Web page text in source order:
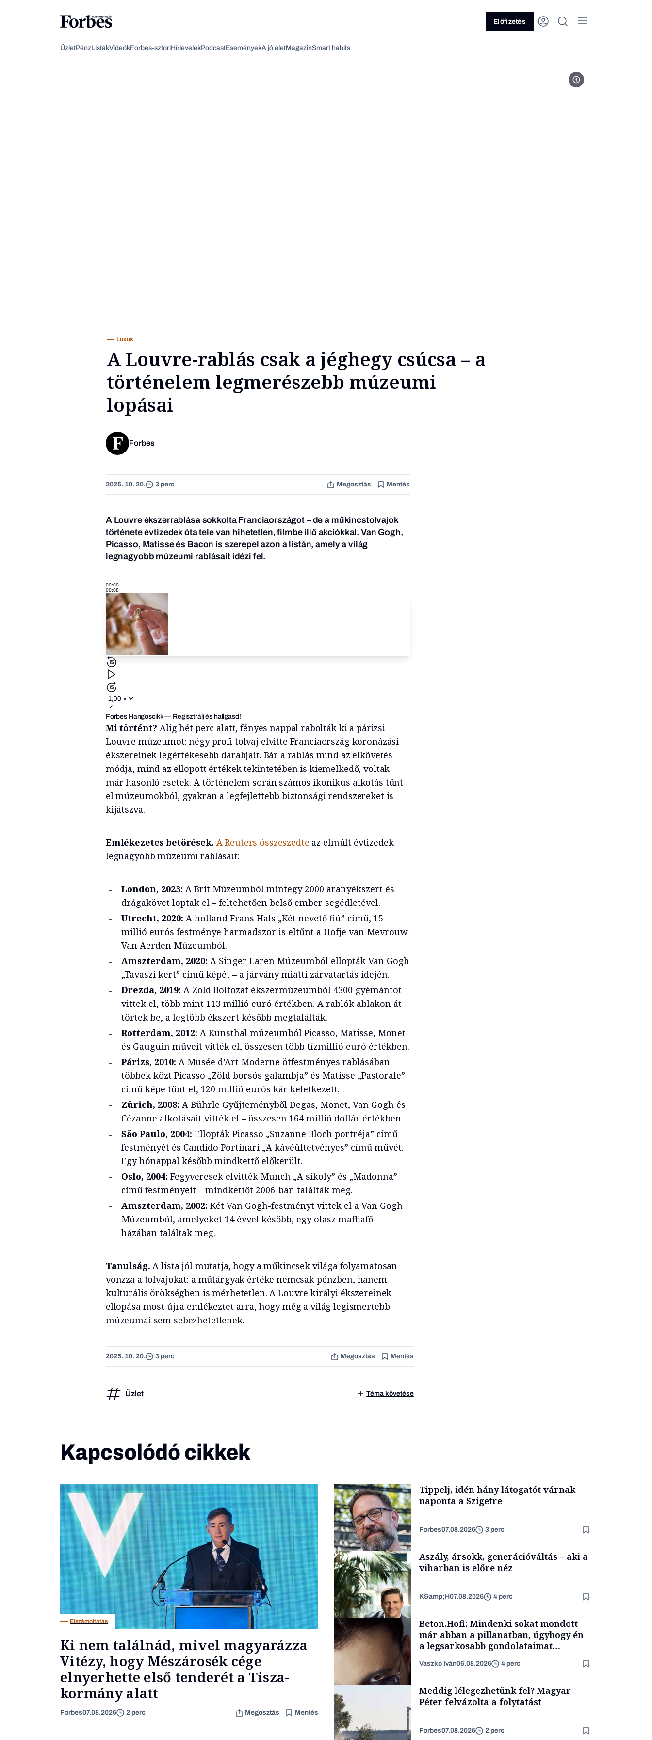
Előfizetés
ÜzletPénzListákVideókForbes-sztoriHírlevelekPodcastEseményekA jó életMagazinSmart habits
Csebi Pogány Alajos - Dunakiliti
Luxus
A Louvre-rablás csak a jéghegy csúcsa – a
történelem legmerészebb múzeumi
lopásai
Forbes
2025. 10. 20. 3 perc Megosztás Mentés
A Louvre ékszerrablása sokkolta Franciaországot – de a műkincstolvajok
története évtizedek óta tele van hihetetlen, filmbe illő akciókkal. Van Gogh,
Picasso, Matisse és Bacon is szerepel azon a listán, amely a világ
legnagyobb múzeumi rablásait idézi fel.
00:00
00:08
Forbes Hangoscikk— Regisztrálj és hallgasd!
Mi történt? Alig hét perc alatt, fényes nappal rabolták ki a párizsi
Louvre múzeumot: négy profi tolvaj elvitte Franciaország koronázási
ékszereinek legértékesebb darabjait. Bár a rablás mind az elkövetés
módja, mind az ellopott értékek tekintetében is kiemelkedő, voltak
már hasonló esetek. A történelem során számos ikonikus alkotás tűnt
el múzeumokból, gyakran a legfejlettebb biztonsági rendszereket is
kijátszva.
Emlékezetes betörések. A Reuters összeszedte az elmúlt évtizedek
legnagyobb múzeumi rablásait:
London, 2023: A Brit Múzeumból mintegy 2000 aranyékszert és
drágakövet loptak el – feltehetően belső ember segédletével.
Utrecht, 2020: A holland Frans Hals „Két nevető fiú” című, 15
millió eurós festménye harmadszor is eltűnt a Hofje van Mevrouw
Van Aerden Múzeumból.
Amszterdam, 2020: A Singer Laren Múzeumból ellopták Van Gogh
„Tavaszi kert” című képét – a járvány miatti zárvatartás idején.
Drezda, 2019: A Zöld Boltozat ékszermúzeumból 4300 gyémántot
vittek el, több mint 113 millió euró értékben. A rablók ablakon át
törtek be, a legtöbb ékszert később megtalálták.
Rotterdam, 2012: A Kunsthal múzeumból Picasso, Matisse, Monet
és Gauguin műveit vitték el, összesen több tízmillió euró értékben.
Párizs, 2010: A Musée d’Art Moderne ötfestményes rablásában
többek közt Picasso „Zöld borsós galambja” és Matisse „Pastorale”
című képe tűnt el, 120 millió eurós kár keletkezett.
Zürich, 2008: A Bührle Gyűjteményből Degas, Monet, Van Gogh és
Cézanne alkotásait vitték el – összesen 164 millió dollár értékben.
São Paulo, 2004: Ellopták Picasso „Suzanne Bloch portréja” című
festményét és Candido Portinari „A kávéültetvényes” című művét.
Egy hónappal később mindkettő előkerült.
Oslo, 2004: Fegyveresek elvitték Munch „A sikoly” és „Madonna”
című festményeit – mindkettőt 2006-ban találták meg.
Amszterdam, 2002: Két Van Gogh-festményt vittek el a Van Gogh
Múzeumból, amelyeket 14 évvel később, egy olasz maffiafő
házában találtak meg.
Tanulság. A lista jól mutatja, hogy a műkincsek világa folyamatosan
vonzza a tolvajokat: a műtárgyak értéke nemcsak pénzben, hanem
kulturális örökségben is mérhetetlen. A Louvre királyi ékszereinek
ellopása most újra emlékeztet arra, hogy még a világ legismertebb
múzeumai sem sebezhetetlenek.
2025. 10. 20. 3 perc Megosztás Mentés
Üzlet Téma követése
Kapcsolódó cikkek
Elszámoltatás
Ki nem találnád, mivel magyarázza
Vitézy, hogy Mészárosék cége
elnyerhette első tenderét a Tisza-
kormány alatt
Forbes07.08.2026 2 perc Megosztás Mentés
Tippelj, idén hány látogatót várnak
naponta a Szigetre
Forbes07.08.2026 3 perc
TÁMOGATÓI
Aszály, ársokk, generációváltás – aki a
viharban is előre néz
K&amp;H07.08.2026 4 perc
Beton.Hofi: Mindenki sokat mondott
már abban a pillanatban, úgyhogy én
a legsarkosabb gondolataimat
Vaszkó Iván06.08.2026 4 perc
Meddig lélegezhetünk fel? Magyar
Péter felvázolta a folytatást
Forbes07.08.2026 2 perc